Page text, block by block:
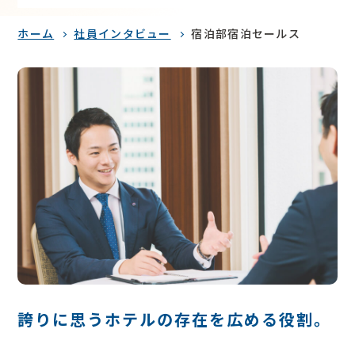
ホーム 社員インタビュー 宿泊部宿泊セールス
誇りに思うホテルの存在を広める役割。